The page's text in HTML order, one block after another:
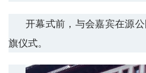
开幕式前，与会嘉宾在源
旗仪式。